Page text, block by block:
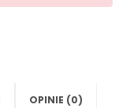
OPINIE (0)